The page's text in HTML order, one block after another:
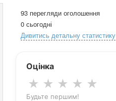
93 перегляди оголошення
0 сьогодні
Дивитись детальну статистику
Оцінка
★ ★ ★ ★ ★
Будьте першим!